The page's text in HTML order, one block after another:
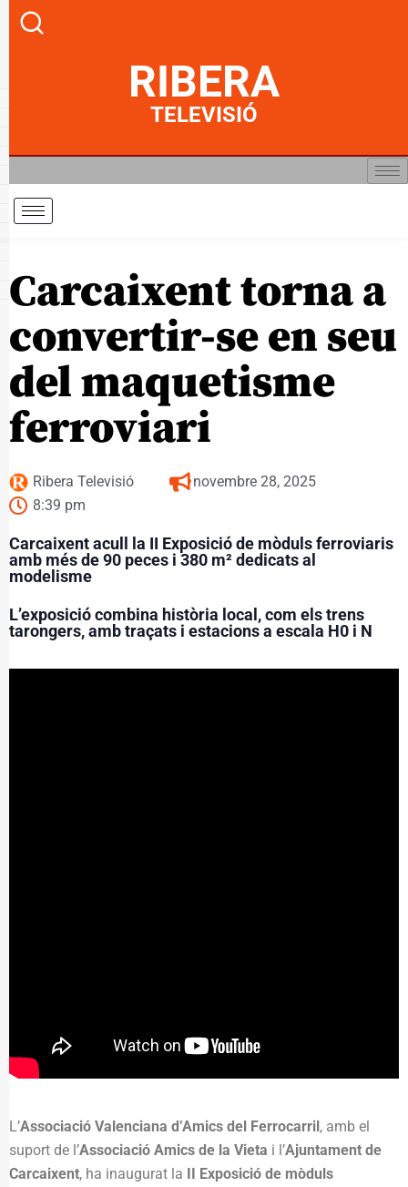
RIBERA
TELEVISIÓ
Carcaixent torna a
convertir-se en seu
del maquetisme
ferroviari
Ribera Televisió
novembre 28, 2025
8:39 pm
Carcaixent acull la II Exposició de mòduls ferroviaris
amb més de 90 peces i 380 m² dedicats al
modelisme
L’exposició combina història local, com els trens
tarongers, amb traçats i estacions a escala H0 i N
L’Associació Valenciana d’Amics del Ferrocarril, amb el
suport de l’Associació Amics de la Vieta i l’Ajuntament de
Carcaixent, ha inaugurat la II Exposició de mòduls